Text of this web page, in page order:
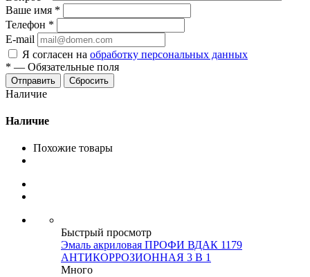
Ваше имя *
Телефон *
E-mail
Я согласен на обработку персональных данных
* — Обязательные поля
Сбросить
Наличие
Наличие
Похожие товары
Быстрый просмотр
Эмаль акриловая ПРОФИ ВДАК 1179
АНТИКОРРОЗИОННАЯ 3 В 1
Много